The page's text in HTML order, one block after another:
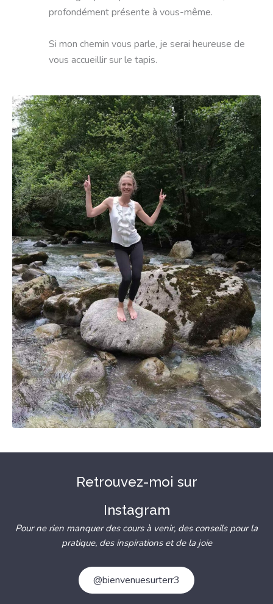
profondément présente à vous-même.
Si mon chemin vous parle, je serai heureuse de
vous accueillir sur le tapis.
Retrouvez-moi sur
Instagram
Pour ne rien manquer des cours à venir, des conseils pour la
pratique, des inspirations et de la joie
@bienvenuesurterr3